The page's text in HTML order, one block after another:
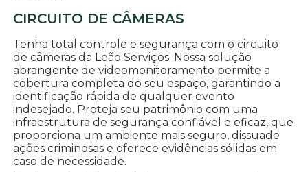
CIRCUITO DE CÂMERAS
Tenha total controle e segurança com o circuito
de câmeras da Leão Serviços. Nossa solução
abrangente de videomonitoramento permite a
cobertura completa do seu espaço, garantindo a
identificação rápida de qualquer evento
indesejado. Proteja seu patrimônio com uma
infraestrutura de segurança confiável e eficaz, que
proporciona um ambiente mais seguro, dissuade
ações criminosas e oferece evidências sólidas em
caso de necessidade.